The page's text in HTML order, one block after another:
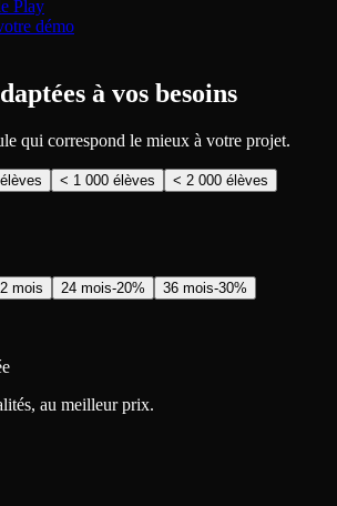
Play
démo
à vos besoins
qui correspond le mieux à votre projet.
< 1 000 élèves
< 2 000 élèves
mois 24 mois-20% 36 mois-30%
au meilleur prix.